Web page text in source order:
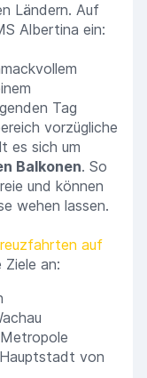
Ländern. Auf
Albertina ein:
Tag
vorzügliche
es sich um
Balkonen. So
und können
wehen lassen.
auf
an:
von